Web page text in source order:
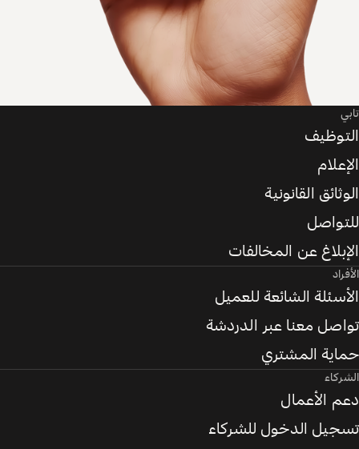
تابي
التوظيف
الإعلام
الوثائق القانونية
للتواصل
الإبلاغ عن المخالفات
الأفراد
الأسئلة الشائعة للعميل
تواصل معنا عبر الدردشة
حماية المشتري
الشركاء
دعم الأعمال
تسجيل الدخول للشركاء